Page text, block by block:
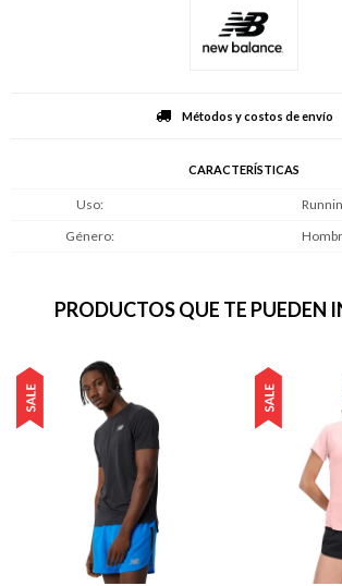
Métodos y costos de envío
CARACTERÍSTICAS
Uso
Género
PRODUCTOS QUE TE PUEDEN